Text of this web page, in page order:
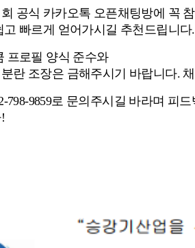
공식 카카오톡 오픈채팅방에 꼭
빠르게 얻어가시길 추천드립니다.
프로필 양식 준수와
란 조장은 금해주시기 바랍니다.
798-9859로 문의주시길 바라며 피